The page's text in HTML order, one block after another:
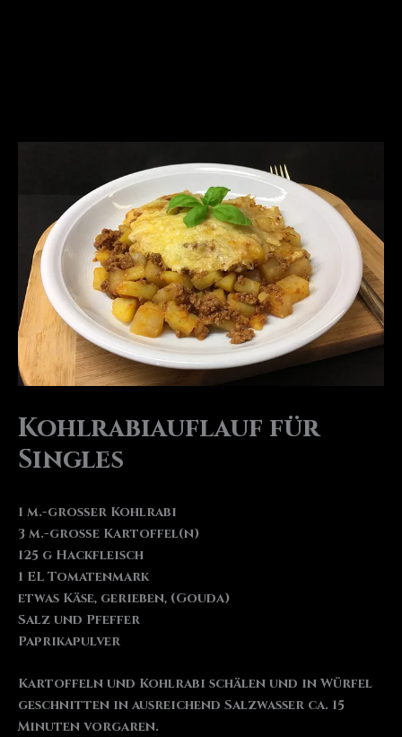
Kohlrabiauflauf für
Singles
1 m.-großer Kohlrabi
3 m.-große Kartoffel(n)
125 g Hackfleisch
1 EL Tomatenmark
etwas Käse, gerieben, (Gouda)
Salz und Pfeffer
Paprikapulver
Kartoffeln und Kohlrabi schälen und in Würfel
geschnitten in ausreichend Salzwasser ca. 15
Minuten vorgaren.